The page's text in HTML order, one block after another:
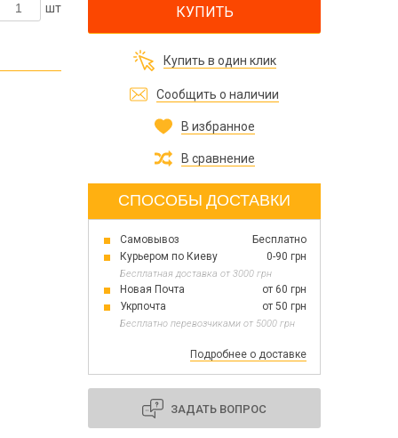
Все для изготовления духов
Все для аромасаше и аромадифузоров
Тара для косметики оптом
Базовые масла жидкие и баттеры оптом
Основы для скраба
Травы для мыла
Глина косметическая
1 октября День защитников и защитниц
Украины
шт КУПИТЬ
Купить в один клик
Сообщить о наличии
В избранное
В сравнение
СПОСОБЫ ДОСТАВКИ
Самовывоз
Бесплатно
Курьером по Киеву
0-90 грн
Бесплатная доставка от 3000 грн
Новая Почта
от 60 грн
Укрпочта
от 50 грн
Бесплатно перевозчиками от 5000 грн
Подробнее о доставке
ЗАДАТЬ ВОПРОС